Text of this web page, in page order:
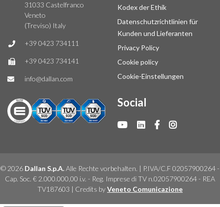
31033 Castelfranco
Veneto
(Treviso) Italy
+39 0423 734111
+39 0423 734141
info@dallan.com
Kodex der Ethik
Datenschutzrichtlinien für
Kunden und Lieferanten
Privacy Policy
Cookie policy
Cookie-Einstellungen
Social
© 2026 Dallan S.p.A.Alle Rechte vorbehalten. | P.IVA/C.F 02057900264 -
Cap. Soc. € 2.000.000,00 i.v. - Reg. Imprese di TV n.02057900264 - REA
TV187603 | Credits byVeneto Comunicazione